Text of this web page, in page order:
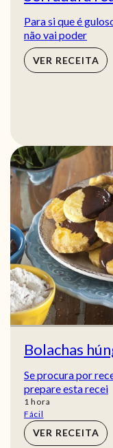
Para si que é
não vai poder
VER RECEITA
Bolachas
Se procura por
prepare esta recei
1 hora
hora
Fácil
VER RECEITA